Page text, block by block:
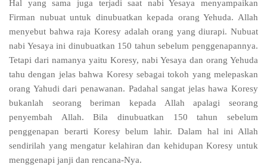
Hal yang sama juga terjadi saat nabi Yesaya menyampaikan
Firman nubuat untuk dinubuatkan kepada orang Yehuda. Allah
menyebut bahwa raja Koresy adalah orang yang diurapi. Nubuat
nabi Yesaya ini dinubuatkan 150 tahun sebelum penggenapannya.
Tetapi dari namanya yaitu Koresy, nabi Yesaya dan orang Yehuda
tahu dengan jelas bahwa Koresy sebagai tokoh yang melepaskan
orang Yahudi dari penawanan. Padahal sangat jelas hawa Koresy
bukanlah seorang beriman kepada Allah apalagi seorang
penyembah Allah. Bila dinubuatkan 150 tahun sebelum
penggenapan berarti Koresy belum lahir. Dalam hal ini Allah
sendirilah yang mengatur kelahiran dan kehidupan Koresy untuk
menggenapi janji dan rencana-Nya.